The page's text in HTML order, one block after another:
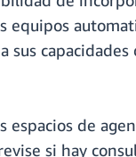
equipos
sus
espacios de
si hay